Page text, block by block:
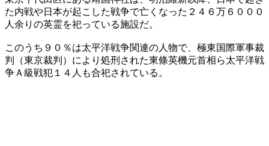
た内戦や日本が起こした戦争で亡くなった２４６万６０００
人余りの英霊を祀っている施設だ。
このうち９０％は太平洋戦争関連の人物で、極東国際軍事裁
判（東京裁判）により処刑された東條英機元首相ら太平洋戦
争Ａ級戦犯１４人も合祀されている。